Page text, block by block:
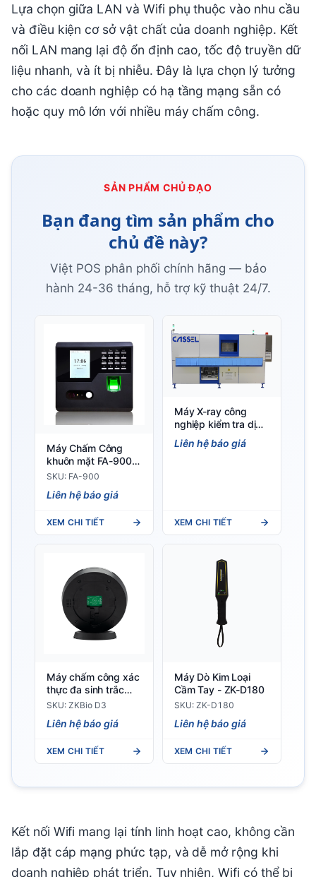
Lựa chọn giữa LAN và Wifi phụ thuộc vào nhu cầu
và điều kiện cơ sở vật chất của doanh nghiệp. Kết
nối LAN mang lại độ ổn định cao, tốc độ truyền dữ
liệu nhanh, và ít bị nhiễu. Đây là lựa chọn lý tưởng
cho các doanh nghiệp có hạ tầng mạng sẵn có
hoặc quy mô lớn với nhiều máy chấm công.
SẢN PHẨM CHỦ ĐẠO
Bạn đang tìm sản phẩm cho
chủ đề này?
Việt POS phân phối chính hãng — bảo
hành 24-36 tháng, hỗ trợ kỹ thuật 24/7.
Máy Chấm Công
khuôn mặt FA-900
Wifi
SKU: FA-900
Liên hệ báo giá
XEM CHI TIẾT
Máy X-ray công
nghiệp kiểm tra dị
vật dạng tấm
CASSEL XRAY
Liên hệ báo giá
XEM CHI TIẾT
Máy chấm công xác
thực đa sinh trắc
học ZKBio D3
SKU: ZKBio D3
Liên hệ báo giá
XEM CHI TIẾT
Máy Dò Kim Loại
Cầm Tay - ZK-D180
SKU: ZK-D180
Liên hệ báo giá
XEM CHI TIẾT
Kết nối Wifi mang lại tính linh hoạt cao, không cần
lắp đặt cáp mạng phức tạp, và dễ mở rộng khi
doanh nghiệp phát triển. Tuy nhiên, Wifi có thể bị